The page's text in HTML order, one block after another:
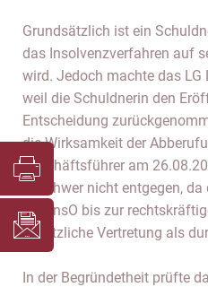
Grundsätzlich ist ein
das Insolvenzverfahren auf
wird. Jedoch machte das LG
weil die Schuldnerin den
Entscheidung
die Wirksamkeit der
Geschäftsführer am
Beschwer nicht entgegen,
15 I InsO bis zur
gesetzliche Vertretung als
In der Begründetheit prüfte